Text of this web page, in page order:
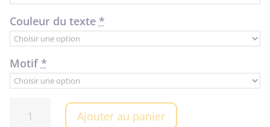
Couleur du texte *
Motif *
Ajouter au panier